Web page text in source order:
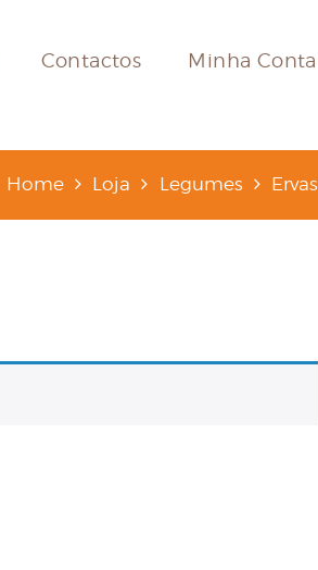
Contactos Minha Conta
Home Loja Legumes Ervas